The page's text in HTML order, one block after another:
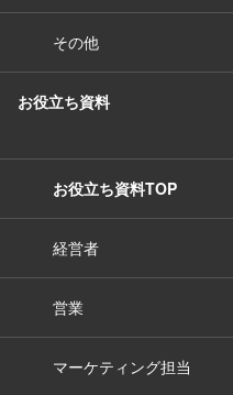
その他
お役立ち資料
お役立ち資料TOP
経営者
営業
マーケティング担当